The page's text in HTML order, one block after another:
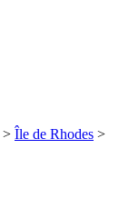
> Île de Rhodes >